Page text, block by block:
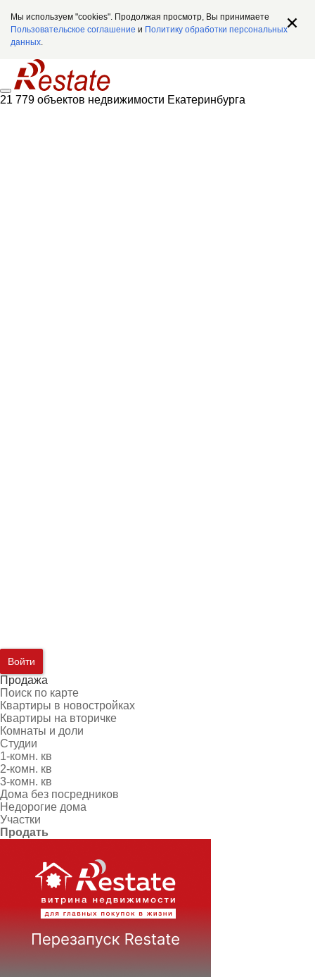
Мы используем "cookies". Продолжая просмотр, Вы принимаете
Пользовательское соглашение и Политику обработки персональных
данных.
21 779 объектов недвижимости Екатеринбурга
Войти
Продажа
Поиск по карте
Квартиры в новостройках
Квартиры на вторичке
Комнаты и доли
Студии
1-комн. кв
2-комн. кв
3-комн. кв
Дома без посредников
Недорогие дома
Участки
Продать